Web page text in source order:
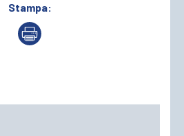
Stampa: